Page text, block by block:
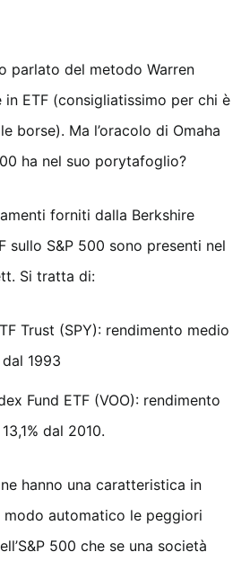
parlato del metodo Warren
ETF (consigliatissimo per chi è
borse). Ma l’oracolo di Omaha
ha nel suo porytafoglio?
forniti dalla Berkshire
sullo S&P 500 sono presenti nel
Si tratta di:
Trust (SPY): rendimento medio
1993
Fund ETF (VOO): rendimento
dal 2010.
hanno una caratteristica in
modo automatico le peggiori
500 che se una società